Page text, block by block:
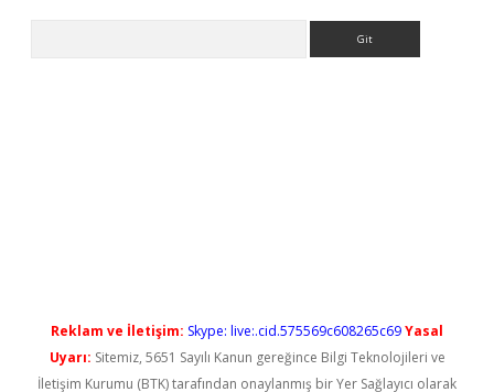
Reklam ve İletişim: Skype: live:.cid.575569c608265c69Yasal
Uyarı: Sitemiz, 5651 Sayılı Kanun gereğince Bilgi Teknolojileri ve
İletişim Kurumu (BTK) tarafından onaylanmış bir Yer Sağlayıcı olarak